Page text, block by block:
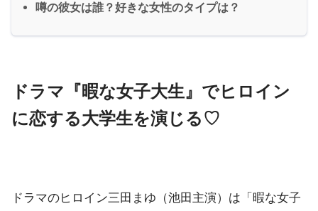
噂の彼女は誰？好きな女性のタイプは？
ドラマ『暇な女子大生』でヒロイン
に恋する大学生を演じる♡
ドラマのヒロイン三田まゆ（池田主演）は「暇な女子